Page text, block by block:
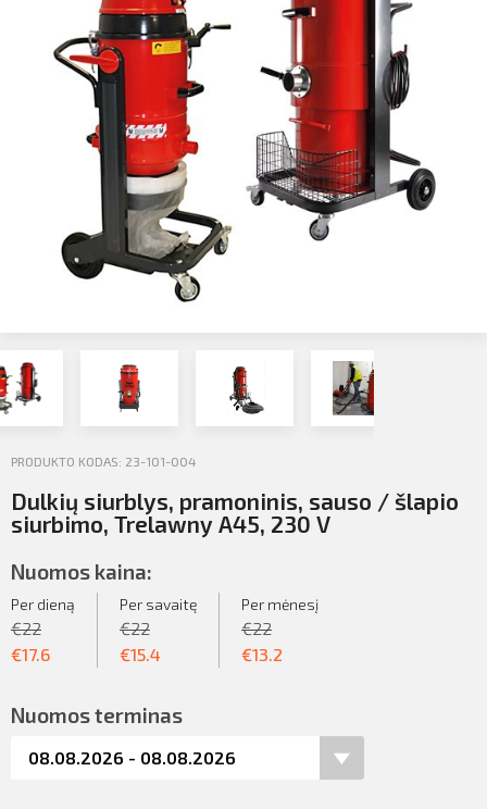
Kontaktai
Atsijungti
PRODUKTO KODAS: 23-101-004
Dulkių siurblys, pramoninis, sauso / šlapio
siurbimo, Trelawny A45, 230 V
Nuomos kaina:
Per dieną
€22
€17.6
Per savaitę
€22
€15.4
Per mėnesį
€22
€13.2
Nuomos terminas